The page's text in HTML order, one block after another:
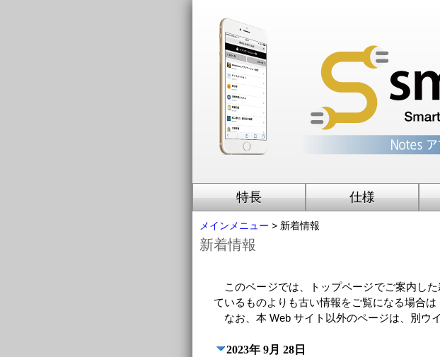
特長 仕様
メインメニュー > 新着情報
新着情報
このページでは、トップページでご案内し
ているものよりも古い情報をご覧になる場合
なお、本 Web サイト以外のページは、別ウ
2023年 9月 28日